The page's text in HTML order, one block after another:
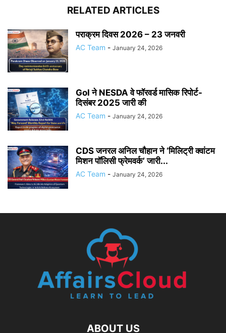
RELATED ARTICLES
पराक्रम दिवस 2026 – 23 जनवरी
AC Team - January 24, 2026
GoI ने NESDA वे फॉरवर्ड मासिक रिपोर्ट-
दिसंबर 2025 जारी की
AC Team - January 24, 2026
CDS जनरल अनिल चौहान ने ‘मिलिट्री क्वांटम
मिशन पॉलिसी फ्रेमवर्क’ जारी...
AC Team - January 24, 2026
ABOUT US